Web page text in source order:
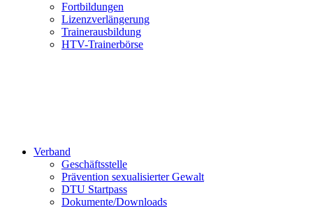
Fortbildungen
Lizenzverlängerung
Trainerausbildung
HTV-Trainerbörse
Verband
Geschäftsstelle
Prävention sexualisierter Gewalt
DTU Startpass
Dokumente/Downloads